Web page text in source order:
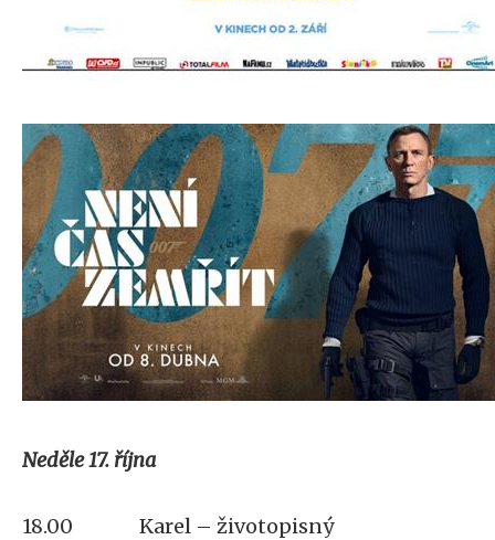
Neděle 17. října
18.00 Karel – životopisný